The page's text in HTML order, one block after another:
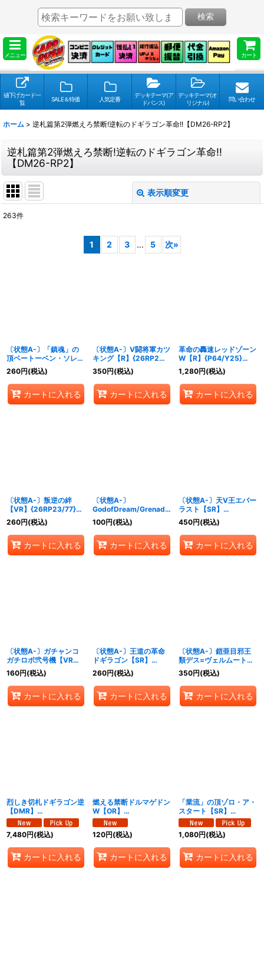
メニュー カート
検索
値下げカード一
覧
SALE＆特価 人気定番
デッキテーマ(ア
ドバンス)
デッキテーマ(オ
リジナル)
問い合わせ
ホーム > 逆札篇第2弾燃えろ禁断!逆転のドギラゴン革命!!【DM26-RP2】
逆札篇第2弾燃えろ禁断!逆転のドギラゴン革命!!
【DM26-RP2】
表示順変更
263件
1 2 3 ... 5 次»
〔状態A-〕「鎮魂」の
頂ベートーベン・ソレム
ニス【SR】
{26RP2STD5}《多》
260円(税込)
カートに入れる
〔状態A-〕V闘将軍カツ
キング【R】{26RP2秘
18/秘24}《多》
350円(税込)
カートに入れる
革命の轟速レッドゾーン
W【R】{P64/Y25}
《多》
1,280円(税込)
カートに入れる
〔状態A-〕叛逆の絆
【VR】{26RP23/77}
《水》
260円(税込)
カートに入れる
〔状態A-〕
GodofDream/Grenade
ofD-moll【SR】
{26RP2TR2/TR9}
《光》
100円(税込)
カートに入れる
〔状態A-〕天V王エバー
ラスト【SR】
{26RP2S2/S11}《光》
450円(税込)
カートに入れる
〔状態A-〕ガチャンコ
ガチロボ弐号機【VR】
{26RP28/77}《火》
160円(税込)
カートに入れる
〔状態A-〕王道の革命
ドギラゴン【SR】
{26RP2TD4/TD5}
《多》
260円(税込)
カートに入れる
〔状態A-〕鎧亜目邪王
類デス=ヴェルムート
【VR】{26RP210/77}
《自然》
350円(税込)
カートに入れる
烈しき切札ドギラゴン逆
【DMR】
{26RP2DM1/DM1}
《多》
7,480円(税込)
カートに入れる
燃える禁断ドルマゲドン
W【OR】
{26RP2OR1/OR1}
《多》
120円(税込)
カートに入れる
「業流」の頂ゾロ・ア・
スタート【SR】
{26RP2S1/S11}《無》
1,080円(税込)
カートに入れる